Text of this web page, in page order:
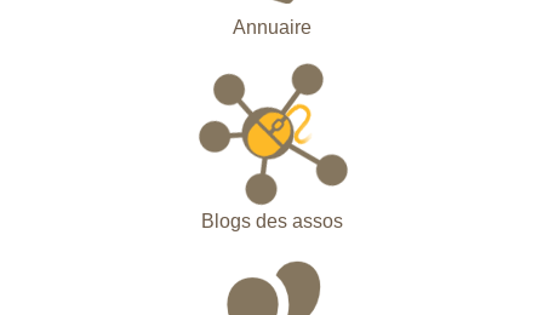
Annuaire
Blogs des assos